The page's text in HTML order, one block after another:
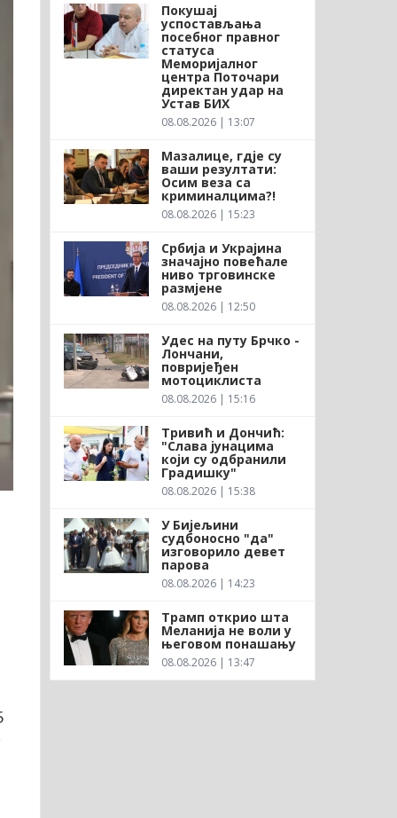
Покушај
успостављања
посебног правног
статуса
Меморијалног
центра Поточари
директан удар на
Устав БИХ
08.08.2026 | 13:07
Мазалице, гдје су
ваши резултати:
Осим веза са
криминалцима?!
08.08.2026 | 15:23
Србија и Украјина
значајно повећале
ниво трговинске
размјене
08.08.2026 | 12:50
Удес на путу Брчко -
Лончани,
повријеђен
мотоциклиста
08.08.2026 | 15:16
Тривић и Дончић:
"Слава јунацима
који су одбранили
Градишку"
08.08.2026 | 15:38
У Бијељини
судбоносно "да"
изговорило девет
парова
08.08.2026 | 14:23
Трамп открио шта
Меланија не воли у
његовом понашању
08.08.2026 | 13:47